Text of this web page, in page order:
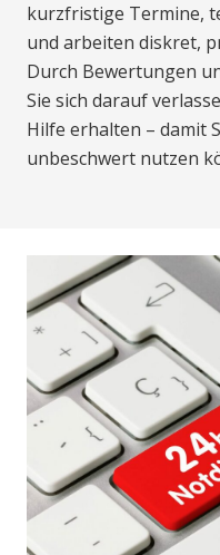
kurzfristige Termine,
und arbeiten diskret,
Durch Bewertungen
Sie sich darauf
Hilfe erhalten – damit
unbeschwert nutzen